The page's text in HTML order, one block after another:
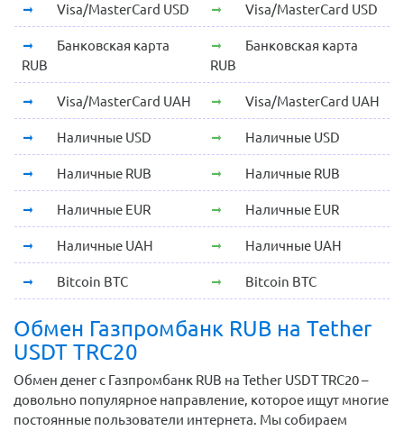
Visa/MasterCard USD Visa/MasterCard USD
Банковская карта
RUB
Банковская карта
RUB
Visa/MasterCard UAH Visa/MasterCard UAH
Наличные USD Наличные USD
Наличные RUB Наличные RUB
Наличные EUR Наличные EUR
Наличные UAH Наличные UAH
Bitcoin BTC Bitcoin BTC
Обмен Газпромбанк RUB на Tether
USDT TRC20
Обмен денег с Газпромбанк RUB на Tether USDT TRC20 –
довольно популярное направление, которое ищут многие
постоянные пользователи интернета. Мы собираем